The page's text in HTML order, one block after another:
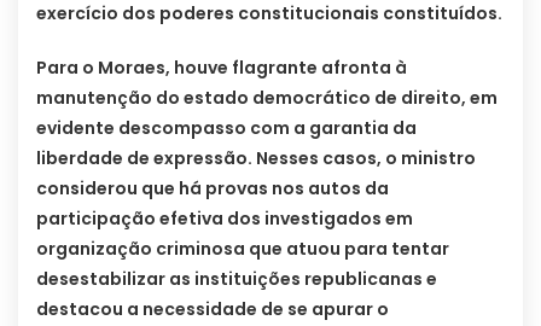
exercício dos poderes constitucionais constituídos.
Para o Moraes, houve flagrante afronta à
manutenção do estado democrático de direito, em
evidente descompasso com a garantia da
liberdade de expressão. Nesses casos, o ministro
considerou que há provas nos autos da
participação efetiva dos investigados em
organização criminosa que atuou para tentar
desestabilizar as instituições republicanas e
destacou a necessidade de se apurar o